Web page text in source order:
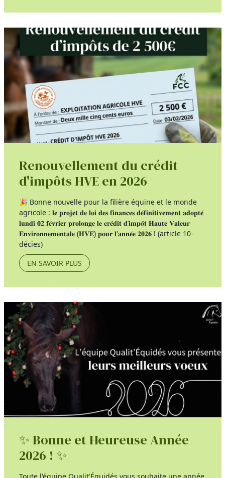
Renouvellement du crédit
d'impôts HVE en 2026
🎉 Bonne nouvelle pour la filière équine et le monde
agricole : 𝐥𝐞 𝐩𝐫𝐨𝐣𝐞𝐭 𝐝𝐞 𝐥𝐨𝐢 𝐝𝐞𝐬 𝐟𝐢𝐧𝐚𝐧𝐜𝐞𝐬 𝐝𝐞́𝐟𝐢𝐧𝐢𝐭𝐢𝐯𝐞𝐦𝐞𝐧𝐭 𝐚𝐝𝐨𝐩𝐭𝐞́
𝐥𝐮𝐧𝐝𝐢 𝟎𝟐 𝐟𝐞́𝐯𝐫𝐢𝐞𝐫 𝐩𝐫𝐨𝐥𝐨𝐧𝐠𝐞 𝐥𝐞 𝐜𝐫𝐞́𝐝𝐢𝐭 𝐝’𝐢𝐦𝐩𝐨̂𝐭 𝐇𝐚𝐮𝐭𝐞 𝐕𝐚𝐥𝐞𝐮𝐫
𝐄𝐧𝐯𝐢𝐫𝐨𝐧𝐧𝐞𝐦𝐞𝐧𝐭𝐚𝐥𝐞 (𝐇𝐕𝐄) 𝐩𝐨𝐮𝐫 𝐥'𝐚𝐧𝐧𝐞́𝐞 𝟐𝟎𝟐𝟔 ! (article 10-
décies)
EN SAVOIR PLUS
✨ Bonne et Heureuse Année
2026 ! ✨